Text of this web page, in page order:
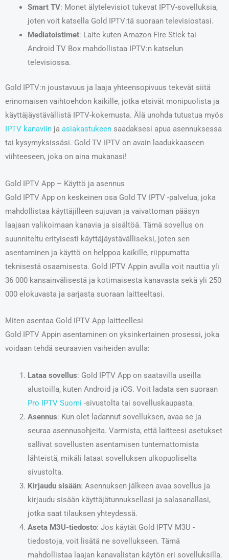
Smart TV: Monet älytelevisiot tukevat IPTV-sovelluksia,
joten voit katsella Gold IPTV:tä suoraan televisiostasi.
Mediatoistimet: Laite kuten Amazon Fire Stick tai
Android TV Box mahdollistaa IPTV:n katselun
televisiossa.
Gold IPTV:n joustavuus ja laaja yhteensopivuus tekevät siitä
erinomaisen vaihtoehdon kaikille, jotka etsivät monipuolista ja
käyttäjäystävällistä IPTV-kokemusta. Älä unohda tutustua myös
IPTV kanaviin ja asiakastukeen saadaksesi apua asennuksessa
tai kysymyksissäsi. Gold TV IPTV on avain laadukkaaseen
viihteeseen, joka on aina mukanasi!
Gold IPTV App – Käyttö ja asennus
Gold IPTV App on keskeinen osa Gold TV IPTV -palvelua, joka
mahdollistaa käyttäjilleen sujuvan ja vaivattoman pääsyn
laajaan valikoimaan kanavia ja sisältöä. Tämä sovellus on
suunniteltu erityisesti käyttäjäystävälliseksi, joten sen
asentaminen ja käyttö on helppoa kaikille, riippumatta
teknisestä osaamisesta. Gold IPTV Appin avulla voit nauttia yli
36 000 kansainvälisestä ja kotimaisesta kanavasta sekä yli 250
000 elokuvasta ja sarjasta suoraan laitteeltasi.
Miten asentaa Gold IPTV App laitteellesi
Gold IPTV Appin asentaminen on yksinkertainen prosessi, joka
voidaan tehdä seuraavien vaiheiden avulla:
Lataa sovellus: Gold IPTV App on saatavilla useilla
alustoilla, kuten Android ja iOS. Voit ladata sen suoraan
Pro IPTV Suomi -sivustolta tai sovelluskaupasta.
Asennus: Kun olet ladannut sovelluksen, avaa se ja
seuraa asennusohjeita. Varmista, että laitteesi asetukset
sallivat sovellusten asentamisen tuntemattomista
lähteistä, mikäli lataat sovelluksen ulkopuoliselta
sivustolta.
Kirjaudu sisään: Asennuksen jälkeen avaa sovellus ja
kirjaudu sisään käyttäjätunnuksellasi ja salasanallasi,
jotka saat tilauksen yhteydessä.
Aseta M3U-tiedosto: Jos käytät Gold IPTV M3U -
tiedostoja, voit lisätä ne sovellukseen. Tämä
mahdollistaa laajan kanavalistan käytön eri sovelluksilla.